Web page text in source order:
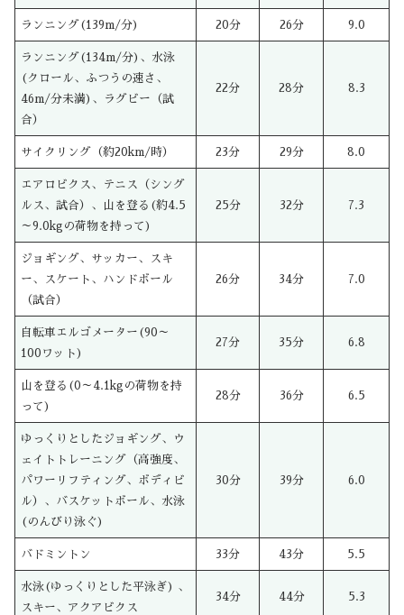
ランニング(139m/分) 20分 26分 9.0
ランニング(134m/分)、水泳
(クロール、ふつうの速さ、
46m/分未満)、ラグビー（試
合）
22分 28分 8.3
サイクリング（約20km/時） 23分 29分 8.0
エアロビクス、テニス（シング
ルス、試合）、山を登る(約4.5
～9.0kgの荷物を持って)
25分 32分 7.3
ジョギング、サッカー、スキ
ー、スケート、ハンドボール
（試合）
26分 34分 7.0
自転車エルゴメーター(90～
100ワット)
27分 35分 6.8
山を登る(0～4.1kgの荷物を持
って)
28分 36分 6.5
ゆっくりとしたジョギング、ウ
ェイトトレーニング（高強度、
パワーリフティング、ボディビ
ル）、バスケットボール、水泳
(のんびり泳ぐ)
30分 39分 6.0
バドミントン 33分 43分 5.5
水泳(ゆっくりとした平泳ぎ) 、
スキー、アクアビクス
34分 44分 5.3